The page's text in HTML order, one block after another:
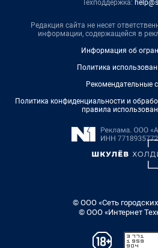
Техподдержка:
Редакция сайта не несет
информации, содержащейся в
Информация об
Политика
Рекомендательные
Политика конфиденциальности и
правила
© ООО «Сеть
© ООО «Интернет